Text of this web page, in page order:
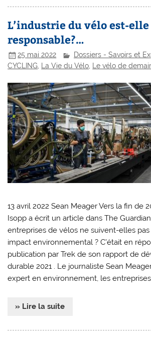
L’industrie du vélo est-
responsable?…
25 mai 2022 Dossiers - Savoirs et
CYCLING
La Vie du Vélo Le vélo de
13 avril 2022 Sean Meager Vers la fin de
Isopp a écrit un article dans The
entreprises de vélos ne suivent-elles
impact environnemental ? C’était en
publication par Trek de son rapport de
durable 2021 . Le journaliste Sean
expert en environnement, les entreprises
» Lire la suite